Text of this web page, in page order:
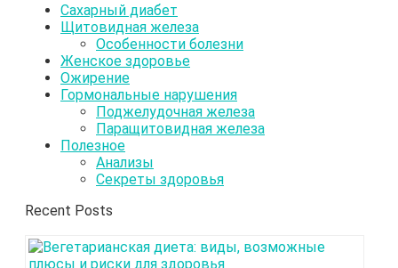
Сахарный диабет
Щитовидная железа
Особенности болезни
Женское здоровье
Ожирение
Гормональные нарушения
Поджелудочная железа
Паращитовидная железа
Полезное
Анализы
Секреты здоровья
Recent Posts